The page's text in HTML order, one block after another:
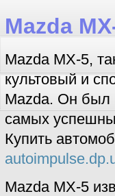
Mazda
Mazda MX-5,
культовый и
Mazda. Он был
самых
Купить
Mazda MX-5